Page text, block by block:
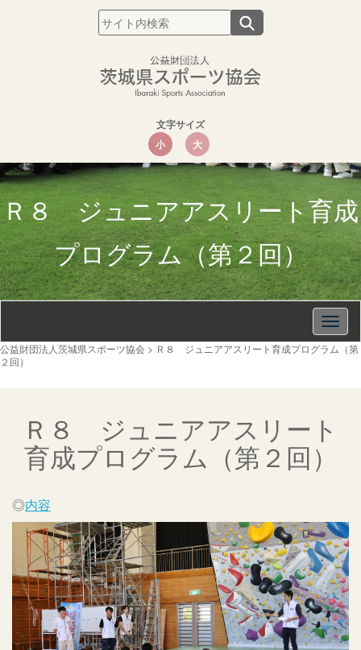
文字サイズ
小
大
Ｒ８ ジュニアアスリート育成
プログラム（第２回）
公益財団法人茨城県スポーツ協会 > Ｒ８ ジュニアアスリート育成プログラム（第
２回）
Ｒ８ ジュニアアスリート
育成プログラム（第２回）
◎内容